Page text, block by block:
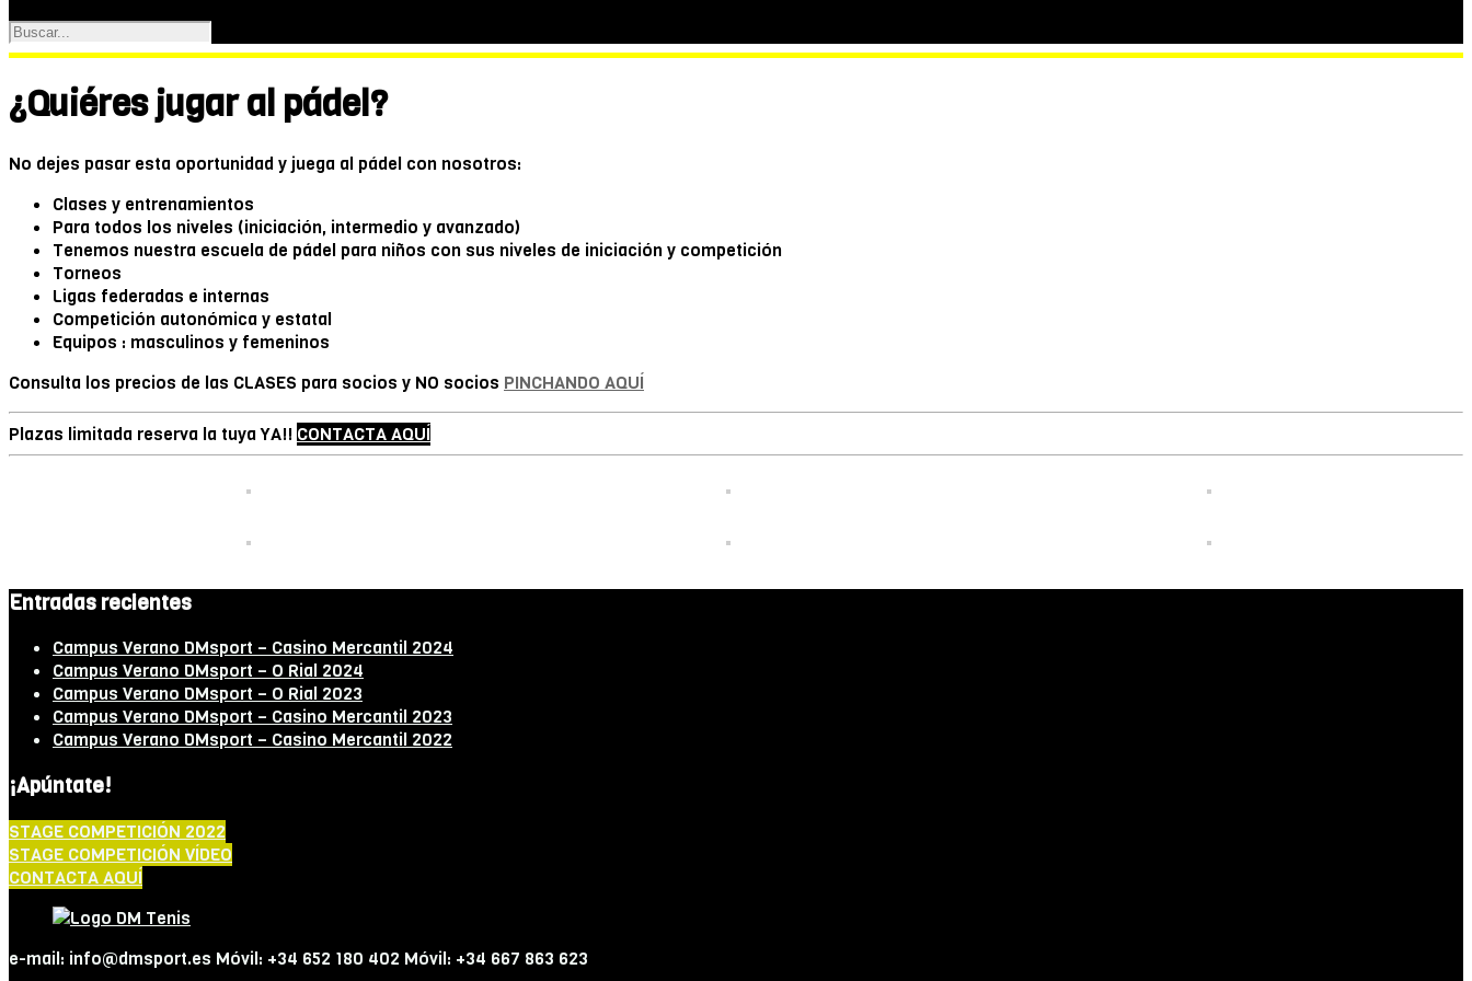
¿Quiéres jugar al pádel?
No dejes pasar esta oportunidad y juega al pádel con nosotros:
Clases y entrenamientos
Para todos los niveles (iniciación, intermedio y avanzado)
Tenemos nuestra escuela de pádel para niños con sus niveles de iniciación y competición
Torneos
Ligas federadas e internas
Competición autonómica y estatal
Equipos : masculinos y femeninos
Consulta los precios de las CLASES para socios y NO socios PINCHANDO AQUÍ
Plazas limitada reserva la tuya YA!! CONTACTA AQUÍ
Entradas recientes
Campus Verano DMsport – Casino Mercantil 2024
Campus Verano DMsport – O Rial 2024
Campus Verano DMsport – O Rial 2023
Campus Verano DMsport – Casino Mercantil 2023
Campus Verano DMsport – Casino Mercantil 2022
¡Apúntate!
STAGE COMPETICIÓN 2022
STAGE COMPETICIÓN VÍDEO
CONTACTA AQUÍ
e-mail: info@dmsport.es Móvil: +34 652 180 402 Móvil: +34 667 863 623